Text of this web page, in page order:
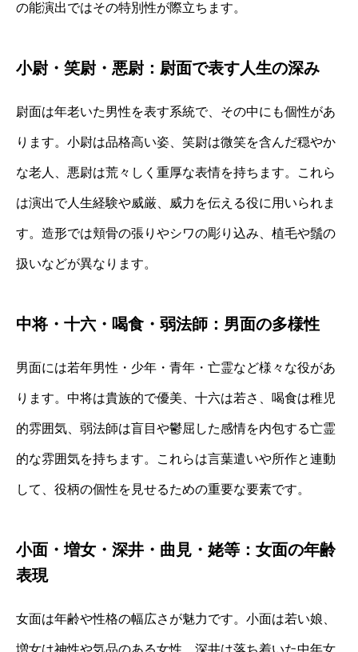
の能演出ではその特別性が際立ちます。
小尉・笑尉・悪尉：尉面で表す人生の深み
尉面は年老いた男性を表す系統で、その中にも個性があ
ります。小尉は品格高い姿、笑尉は微笑を含んだ穏やか
な老人、悪尉は荒々しく重厚な表情を持ちます。これら
は演出で人生経験や威厳、威力を伝える役に用いられま
す。造形では頬骨の張りやシワの彫り込み、植毛や鬚の
扱いなどが異なります。
中将・十六・喝食・弱法師：男面の多様性
男面には若年男性・少年・青年・亡霊など様々な役があ
ります。中将は貴族的で優美、十六は若さ、喝食は稚児
的雰囲気、弱法師は盲目や鬱屈した感情を内包する亡霊
的な雰囲気を持ちます。これらは言葉遣いや所作と連動
して、役柄の個性を見せるための重要な要素です。
小面・増女・深井・曲見・姥等：女面の年齢
表現
女面は年齢や性格の幅広さが魅力です。小面は若い娘、